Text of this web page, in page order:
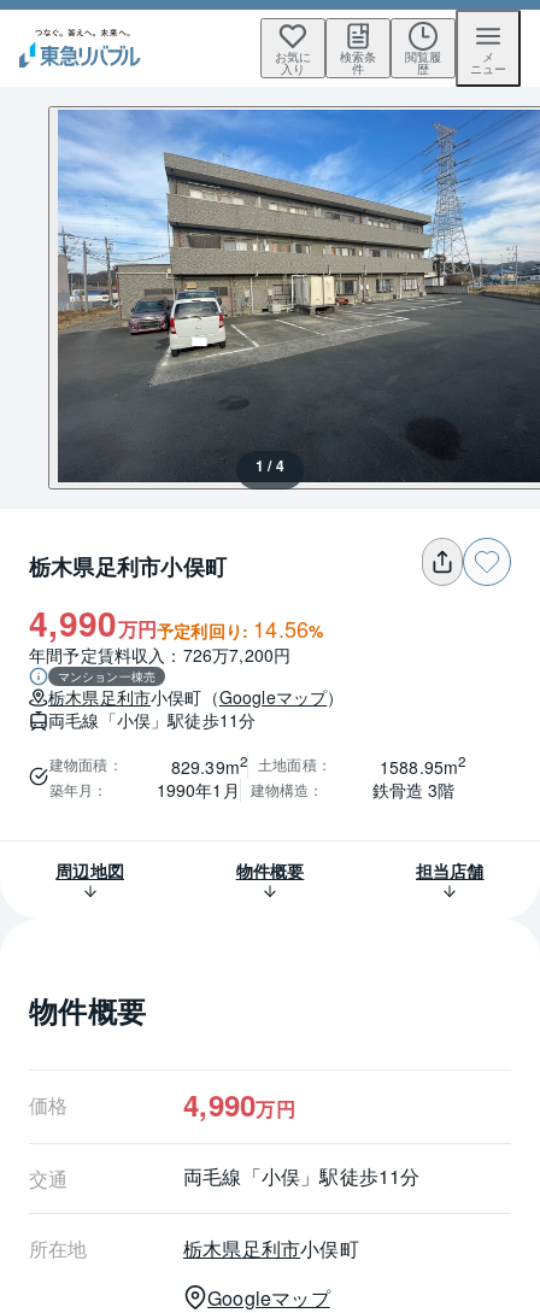
お気に
入り
検索条
件
閲覧履
歴
メ
ニュー
1 / 4
栃木県足利市小俣町
4,990万円予定利回り: 14.56%
年間予定賃料収入：726万7,200円
マンション一棟売
栃木県足利市小俣町 （Googleマップ）
両毛線 「小俣」駅徒歩11分
建物面積 ： 829.39m2 土地面積： 1588.95m2
築年月 ： 1990年1月 建物構造 ： 鉄骨造 3階
周辺地図 物件概要 担当店舗
物件概要
価格 4,990万円
交通 両毛線 「小俣」駅徒歩11分
所在地 栃木県足利市小俣町
Googleマップ